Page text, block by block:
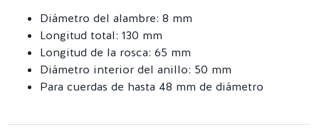
Diámetro del alambre: 8 mm
Longitud total: 130 mm
Longitud de la rosca: 65 mm
Diámetro interior del anillo: 50 mm
Para cuerdas de hasta 48 mm de diámetro